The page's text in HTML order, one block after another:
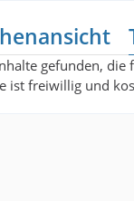
gefunden, die
ist freiwillig und